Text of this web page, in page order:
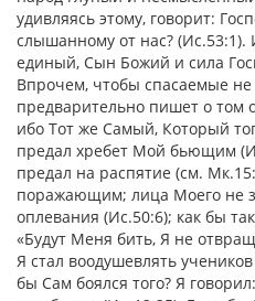
удивляясь этому, говорит:
слышанному от нас? (Ис.53:1).
единый, Сын Божий и сила
Впрочем, чтобы спасаемые
предварительно пишет о том
ибо Тот же Самый, Который
предал хребет Мой бьющим
предал на распятие (см.
поражающим; лица Моего не
оплевания (Ис.50:6); как бы
«Будут Меня бить, Я не
Я стал воодушевлять
бы Сам боялся того? Я